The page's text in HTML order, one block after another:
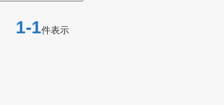
1-1件表示